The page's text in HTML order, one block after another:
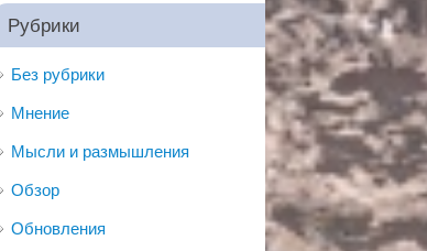
Рубрики
Без рубрики
Мнение
Мысли и размышления
Обзор
Обновления